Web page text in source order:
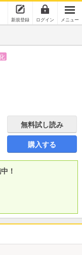
新規登録 ログイン メニュー
無料試し読み
購入する
！